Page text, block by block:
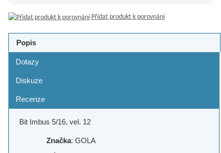
Přidat produkt k porovnání
Popis
Dotazy
Diskuze
Recenze
Bit Imbus 5/16, vel. 12
Značka: GOLA